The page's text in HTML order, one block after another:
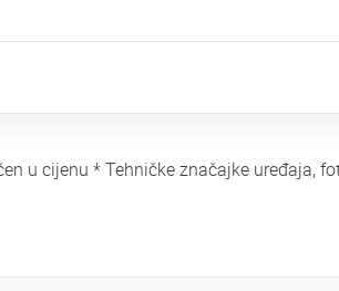
u cijenu * Tehničke značajke uređaja,